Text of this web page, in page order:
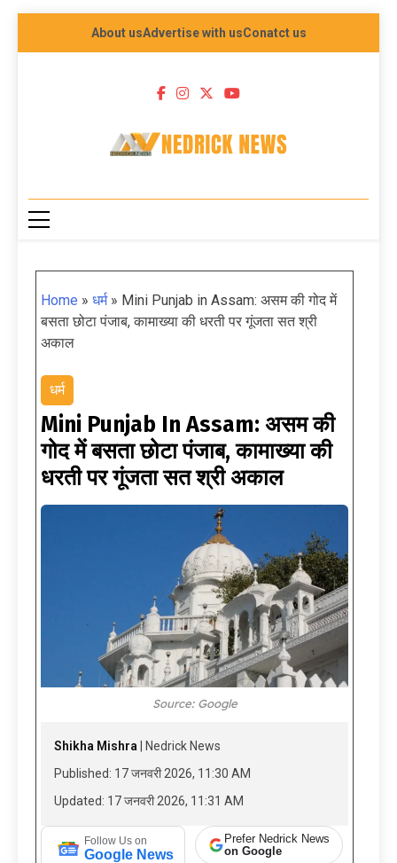
About usAdvertise with usConatct us
NEDRICK NEWS
Home » धर्म» Mini Punjab in Assam: असम की गोद में
बसता छोटा पंजाब, कामाख्या की धरती पर गूंजता सत श्री
अकाल
धर्म
Mini Punjab In Assam: असम की
गोद में बसता छोटा पंजाब, कामाख्या की
धरती पर गूंजता सत श्री अकाल
Source: Google
Shikha Mishra | Nedrick News
Published: 17 जनवरी 2026, 11:30 AM
Updated: 17 जनवरी 2026, 11:31 AM
Follow Us on
Google News
Prefer Nedrick News
on Google